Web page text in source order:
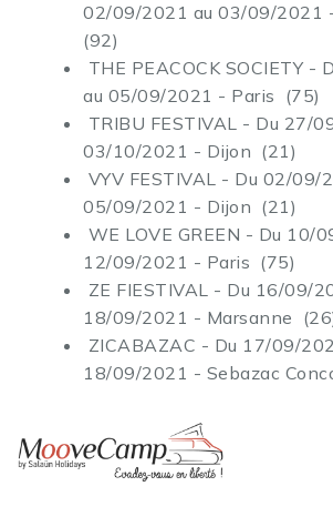
02/09/2021 au 03/09/2021
(92)
THE PEACOCK SOCIETY -
au 05/09/2021 - Paris (75)
TRIBU FESTIVAL - Du 27/
03/10/2021 - Dijon (21)
VYV FESTIVAL - Du 02/09/
05/09/2021 - Dijon (21)
WE LOVE GREEN - Du 10/
12/09/2021 - Paris (75)
ZE FIESTIVAL - Du 16/09/
18/09/2021 - Marsanne
ZICABAZAC - Du 17/09/
18/09/2021 - Sebazac